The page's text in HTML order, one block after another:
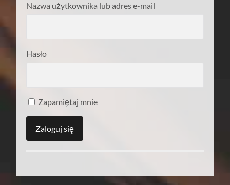
Nazwa użytkownika lub adres e-mail
Hasło
Zapamiętaj mnie